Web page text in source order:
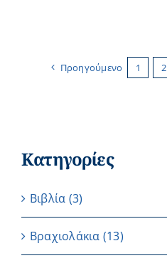
Προηγούμενο 1 2
Κατηγορίες
Βιβλία (3)
Βραχιολάκια (13)